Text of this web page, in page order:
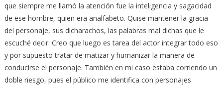
que siempre me llamó la atención fue la inteligencia y sagacidad
de ese hombre, quien era analfabeto. Quise mantener la gracia
del personaje, sus dicharachos, las palabras mal dichas que le
escuché decir. Creo que luego es tarea del actor integrar todo eso
y por supuesto tratar de matizar y humanizar la manera de
conducirse el personaje. También en mi caso estaba corriendo un
doble riesgo, pues el público me identifica con personajes